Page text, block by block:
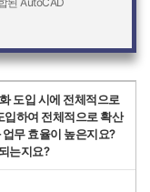
도입 시에 전체적으로
입하여 전체적으로 확산
무 효율이 높은지요?
는지요?